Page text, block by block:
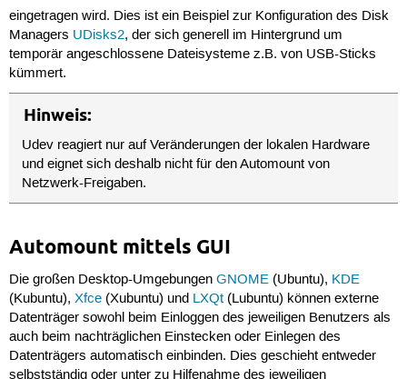
eingetragen wird. Dies ist ein Beispiel zur Konfiguration des Disk
Managers UDisks2, der sich generell im Hintergrund um
temporär angeschlossene Dateisysteme z.B. von USB-Sticks
kümmert.
Hinweis:
Udev reagiert nur auf Veränderungen der lokalen Hardware
und eignet sich deshalb nicht für den Automount von
Netzwerk-Freigaben.
Automount mittels GUI
Die großen Desktop-Umgebungen GNOME(Ubuntu), KDE
(Kubuntu), Xfce(Xubuntu) und LXQt(Lubuntu) können externe
Datenträger sowohl beim Einloggen des jeweiligen Benutzers als
auch beim nachträglichen Einstecken oder Einlegen des
Datenträgers automatisch einbinden. Dies geschieht entweder
selbstständig oder unter zu Hilfenahme des jeweiligen